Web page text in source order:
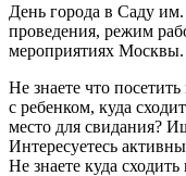
День города в Саду
проведения, режим
мероприятиях Москвы.
Не знаете что
с ребенком, куда
место для свидания?
Интересуетесь
Не знаете куда